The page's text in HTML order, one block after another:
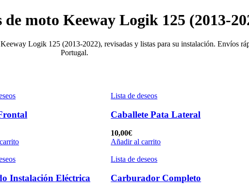
de moto Keeway Logik 125 (2013-
Logik 125 (2013-2022), revisadas y listas para su instalación. Envíos
Portugal.
Lista de deseos
Caballete Pata Lateral
10,00€
Añadir al carrito
Instalación Eléctrica
Lista de deseos
Carburador Completo